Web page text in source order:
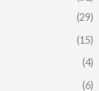
(29)
(15)
(4)
(6)